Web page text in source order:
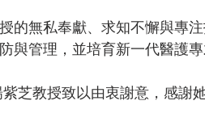
的無私奉獻、求知不懈與專
與管理，並培育新一代醫護專
芝教授致以由衷謝意，感謝